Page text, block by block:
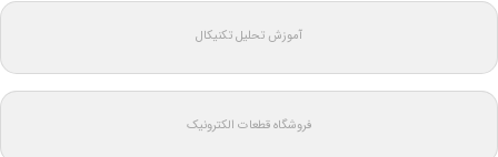
آموزش تحلیل تکنیکال
فروشگاه قطعات الکترونیک